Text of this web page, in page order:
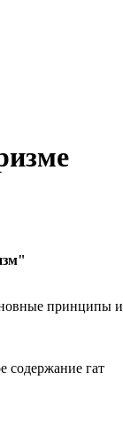
принципы и
содержание гат